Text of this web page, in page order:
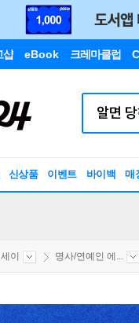
샵 eBook 크레마클럽
신상품 이벤트 바이백 매
이 명사/연예인 에...